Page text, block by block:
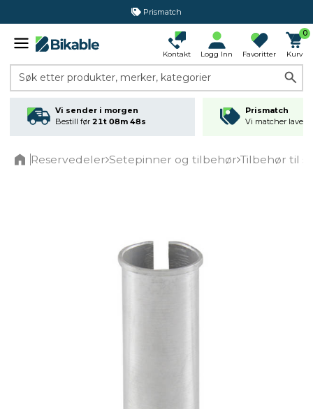
Prismatch
Kontakt Logg Inn Favoritter
0
Kurv
Søk etter produkter, merker, kategorier
Vi sender i morgen
Bestill før 21t 08m 47s
Prismatch
Vi matcher
Reservedeler Setepinner og tilbehør Tilbehør til